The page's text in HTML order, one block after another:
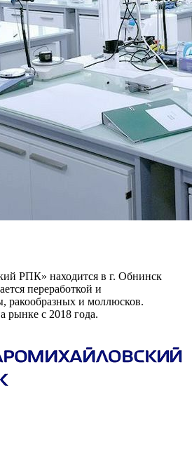
РПК» находится в г. Обнинск
переработкой и
ракообразных и моллюсков.
рынке с 2018 года.